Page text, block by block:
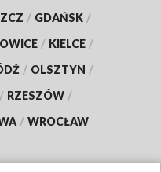
/ GDAŃSK /
/ KIELCE /
/ OLSZTYN /
/ RZESZÓW /
/ WROCŁAW